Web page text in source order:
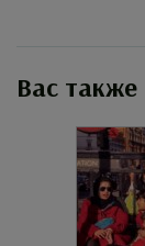
Вас